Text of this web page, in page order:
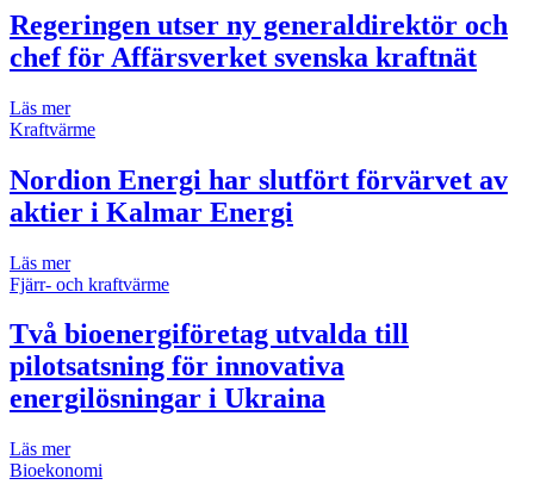
Regeringen utser ny generaldirektör och
chef för Affärsverket svenska kraftnät
Läs mer
Kraftvärme
Nordion Energi har slutfört förvärvet av
aktier i Kalmar Energi
Läs mer
Fjärr- och kraftvärme
Två bioenergiföretag utvalda till
pilotsatsning för innovativa
energilösningar i Ukraina
Läs mer
Bioekonomi